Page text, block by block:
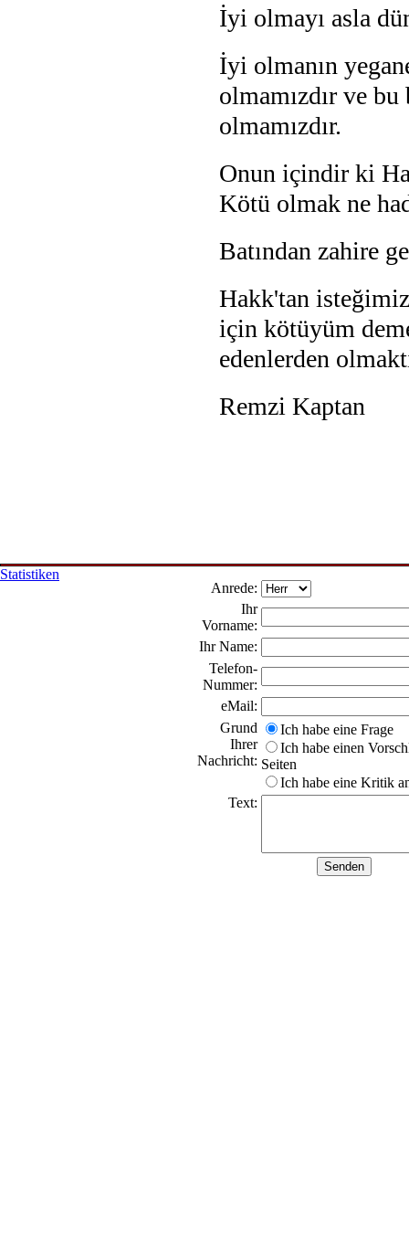
İyi olmayı asla
İyi olmanın
olmamızdır ve
olmamızdır.
Onun içindir ki
Kötü olmak ne
Batından zahire
Hakk'tan
için kötüyüm
edenlerden
Remzi Kaptan
Statistiken
Anrede:
Ihr
Vorname:
Ihr Name:
Telefon-
Nummer:
eMail:
Grund
Ihrer
Nachricht:
Ich habe eine Frage
Ich habe einen
Seiten
Ich habe eine Kritik
Text: